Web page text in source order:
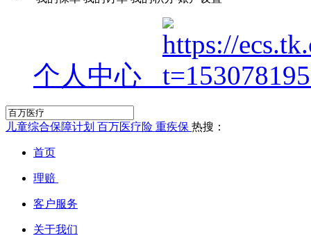
个人中心
儿童综合保障计划 百万医疗险 重疾保 热搜：
首页
理赔
客户服务
关于我们